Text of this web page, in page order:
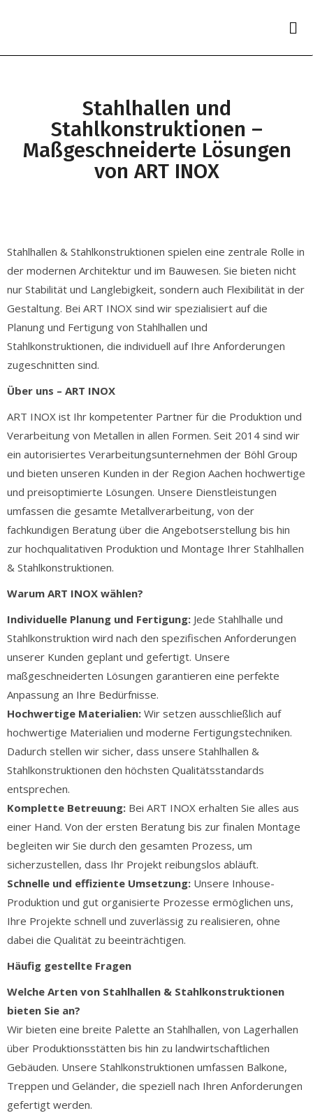
Stahlhallen und
Stahlkonstruktionen –
Maßgeschneiderte Lösungen
von ART INOX
Stahlhallen & Stahlkonstruktionen spielen eine zentrale Rolle in
der modernen Architektur und im Bauwesen. Sie bieten nicht
nur Stabilität und Langlebigkeit, sondern auch Flexibilität in der
Gestaltung. Bei ART INOX sind wir spezialisiert auf die
Planung und Fertigung von Stahlhallen und
Stahlkonstruktionen, die individuell auf Ihre Anforderungen
zugeschnitten sind.
Über uns – ART INOX
ART INOX ist Ihr kompetenter Partner für die Produktion und
Verarbeitung von Metallen in allen Formen. Seit 2014 sind wir
ein autorisiertes Verarbeitungsunternehmen der Böhl Group
und bieten unseren Kunden in der Region Aachen hochwertige
und preisoptimierte Lösungen. Unsere Dienstleistungen
umfassen die gesamte Metallverarbeitung, von der
fachkundigen Beratung über die Angebotserstellung bis hin
zur hochqualitativen Produktion und Montage Ihrer Stahlhallen
& Stahlkonstruktionen.
Warum ART INOX wählen?
Individuelle Planung und Fertigung: Jede Stahlhalle und
Stahlkonstruktion wird nach den spezifischen Anforderungen
unserer Kunden geplant und gefertigt. Unsere
maßgeschneiderten Lösungen garantieren eine perfekte
Anpassung an Ihre Bedürfnisse.
Hochwertige Materialien: Wir setzen ausschließlich auf
hochwertige Materialien und moderne Fertigungstechniken.
Dadurch stellen wir sicher, dass unsere Stahlhallen &
Stahlkonstruktionen den höchsten Qualitätsstandards
entsprechen.
Komplette Betreuung: Bei ART INOX erhalten Sie alles aus
einer Hand. Von der ersten Beratung bis zur finalen Montage
begleiten wir Sie durch den gesamten Prozess, um
sicherzustellen, dass Ihr Projekt reibungslos abläuft.
Schnelle und effiziente Umsetzung: Unsere Inhouse-
Produktion und gut organisierte Prozesse ermöglichen uns,
Ihre Projekte schnell und zuverlässig zu realisieren, ohne
dabei die Qualität zu beeinträchtigen.
Häufig gestellte Fragen
Welche Arten von Stahlhallen & Stahlkonstruktionen
bieten Sie an?
Wir bieten eine breite Palette an Stahlhallen, von Lagerhallen
über Produktionsstätten bis hin zu landwirtschaftlichen
Gebäuden. Unsere Stahlkonstruktionen umfassen Balkone,
Treppen und Geländer, die speziell nach Ihren Anforderungen
gefertigt werden.